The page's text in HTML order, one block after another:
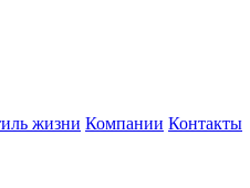
жизни Компании Контакты